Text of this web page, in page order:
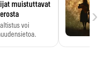
muistuttavat
voi
›